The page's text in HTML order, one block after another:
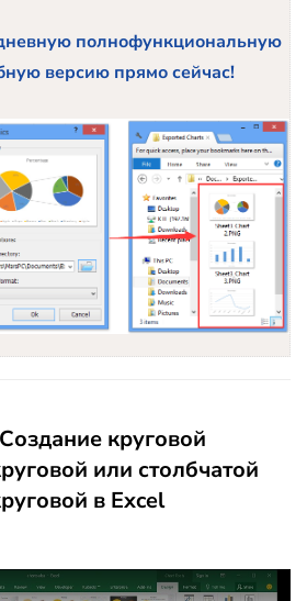
полнофункциональную
версию прямо сейчас!
круговой
или столбчатой
в Excel